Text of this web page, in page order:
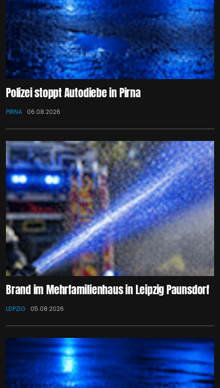
Polizei stoppt Autodiebe in Pirna
PIRNA 06.08.2026
Brand im Mehrfamilienhaus in Leipzig Paunsdorf
LEIPZIG 05.08.2026